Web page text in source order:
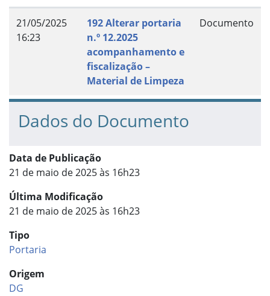
21/05/2025
16:23
192 Alterar portaria
n.º 12.2025
acompanhamento e
fiscalização –
Material de Limpeza
Documento
Dados do Documento
Data de Publicação
21 de maio de 2025 às 16h23
Última Modificação
21 de maio de 2025 às 16h23
Tipo
Portaria
Origem
DG